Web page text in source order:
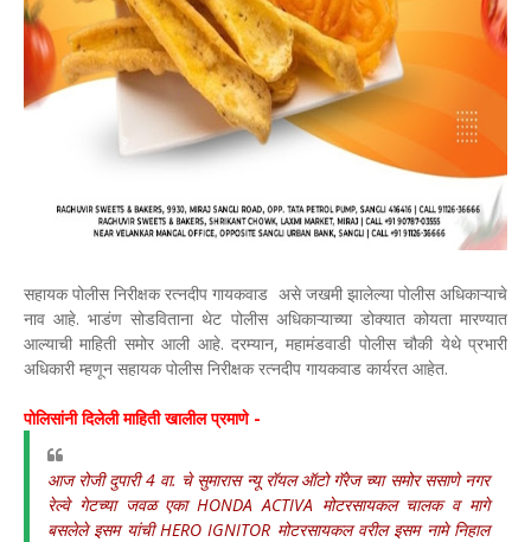
सहायक पोलीस निरीक्षक रत्नदीप गायकवाड असे जखमी झालेल्या पोलीस अधिकाऱ्याचे
नाव आहे. भाडंण सोडविताना थेट पोलीस अधिकाऱ्याच्या डोक्यात कोयता मारण्यात
आल्याची माहिती समोर आली आहे. दरम्यान, महामंडवाडी पोलीस चौकी येथे प्रभारी
अधिकारी म्हणून सहायक पोलीस निरीक्षक रत्नदीप गायकवाड कार्यरत आहेत.
पोलिसांनी दिलेली माहिती खालील प्रमाणे -
आज रोजी दुपारी 4 वा. चे सुमारास न्यू रॉयल ऑटो गॅरेज च्या समोर ससाणे नगर
रेल्वे गेटच्या जवळ एका HONDA ACTIVA मोटरसायकल चालक व मागे
बसलेले इसम यांची HERO IGNITOR मोटरसायकल वरील इसम नामे निहाल